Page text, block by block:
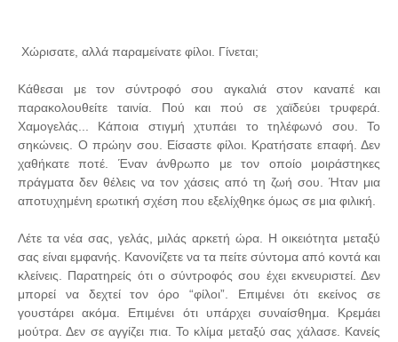
Χώρισατε, αλλά παραμείνατε φίλοι. Γίνεται;
Κάθεσαι με τον σύντροφό σου αγκαλιά στον καναπέ και
παρακολουθείτε ταινία. Πού και πού σε χαϊδεύει τρυφερά.
Χαμογελάς... Κάποια στιγμή χτυπάει το τηλέφωνό σου. Το
σηκώνεις. Ο πρώην σου. Είσαστε φίλοι. Κρατήσατε επαφή. Δεν
χαθήκατε ποτέ. Έναν άνθρωπο με τον οποίο μοιράστηκες
πράγματα δεν θέλεις να τον χάσεις από τη ζωή σου. Ήταν μια
αποτυχημένη ερωτική σχέση που εξελίχθηκε όμως σε μια φιλική.
Λέτε τα νέα σας, γελάς, μιλάς αρκετή ώρα. Η οικειότητα μεταξύ
σας είναι εμφανής. Κανονίζετε να τα πείτε σύντομα από κοντά και
κλείνεις. Παρατηρείς ότι ο σύντροφός σου έχει εκνευριστεί. Δεν
μπορεί να δεχτεί τον όρο “φίλοι”. Επιμένει ότι εκείνος σε
γουστάρει ακόμα. Επιμένει ότι υπάρχει συναίσθημα. Κρεμάει
μούτρα. Δεν σε αγγίζει πια. Το κλίμα μεταξύ σας χάλασε. Κανείς